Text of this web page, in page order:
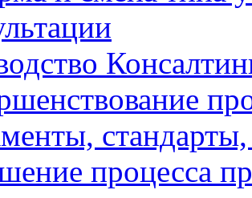
процесса